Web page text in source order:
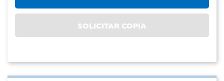
SOLICITAR COPIA